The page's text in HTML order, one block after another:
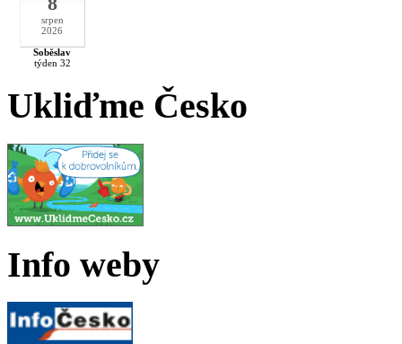
srpen
2026
Soběslav
týden 32
Ukliďme Česko
Info weby